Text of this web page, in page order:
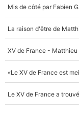
Un autre joueur
5%